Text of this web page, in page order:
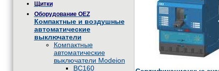
Щитки
Оборудование OEZ
Компактные и воздушные
автоматические
выключатели
Компактные
автоматические
выключатели Modeion
BC160